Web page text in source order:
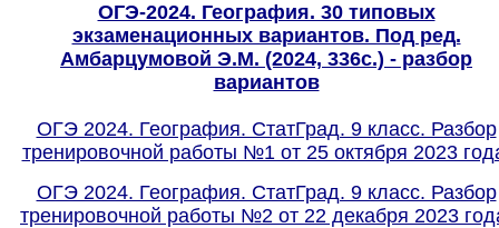
ОГЭ-2024. География. 30 типовых
экзаменационных вариантов. Под ред.
Амбарцумовой Э.М. (2024, 336с.) - разбор
вариантов
ОГЭ 2024. География. СтатГрад. 9 класс. Разбор
тренировочной работы №1 от 25 октября 2023
ОГЭ 2024. География. СтатГрад. 9 класс. Разбор
тренировочной работы №2 от 22 декабря 2023